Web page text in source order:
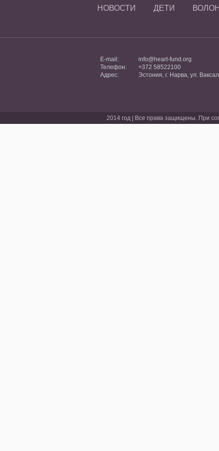
НОВОСТИ ДЕТИ
E-mail:
info@heart-fund.org
Телефон:
+372 58522100
Адрес:
Эстония, г. Нарва, ул.
2014 год | Все права защищены. При